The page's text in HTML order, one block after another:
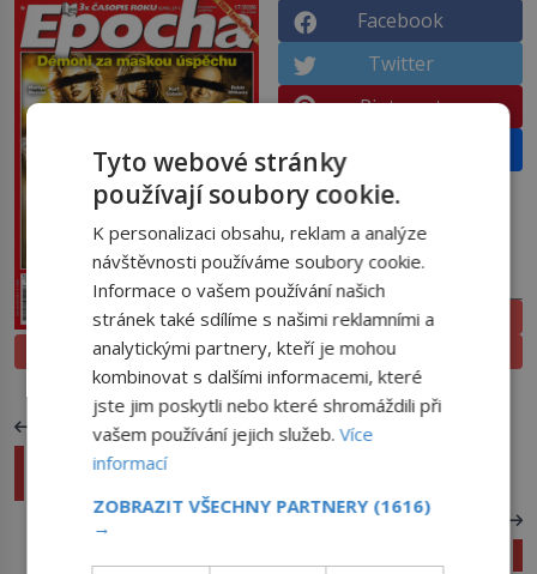
PROLISTOVAT
Facebook
Twitter
Pinterest
PŘEDPLATNÉ
ELEKTRONICKÉ
TIŠTĚNÉ
PŘEDCHOZÍ ČLÁNEK
Zjevení Panny Marie v La Salettě: Matka
DALŠÍ ČLÁNEK
Tyto webové stránky
používají soubory cookie.
K personalizaci obsahu, reklam a analýze
návštěvnosti používáme soubory cookie.
Informace o vašem používání našich
stránek také sdílíme s našimi reklamními a
analytickými partnery, kteří je mohou
kombinovat s dalšími informacemi, které
jste jim poskytli nebo které shromáždili při
vašem používání jejich služeb.Více
informací
ZOBRAZIT VŠECHNY PARTNERY (1616)
→